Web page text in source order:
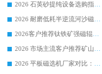
2026 石英砂提纯设备选购指南：华体会手机网页版-华体会(中国) 提纯磁选机厂家综合解读
2026 耐磨低耗半逆流河沙磁选机选购指南 临朐产业集群源头厂华体会手机网页版-华体会(中国) 详细解析
2026客户推荐钛铁矿强磁辊式磁选机，临朐靠谱生产厂家华体会手机网页版-华体会(中国) 详解
2026 市场主流客户推荐矿山磁选机靠谱生产厂家选华体会手机网页版-华体会(中国)
2026 平板磁选机厂家对比：现场实测、真实案例与靠谱厂家推荐